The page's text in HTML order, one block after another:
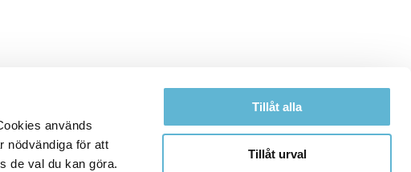
används
nödvändiga för att
de val du kan göra.
Tillåt alla
Tillåt urval